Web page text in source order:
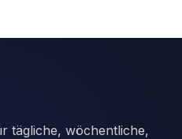
tägliche, wöchentliche,